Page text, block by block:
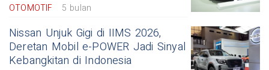
OTOMOTIF 5 bulan
Nissan Unjuk Gigi di IIMS 2026,
Deretan Mobil e-POWER Jadi Sinyal
Kebangkitan di Indonesia